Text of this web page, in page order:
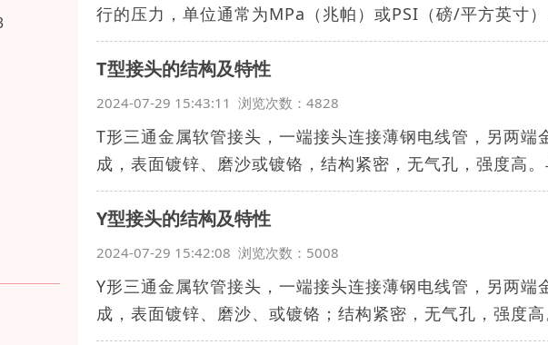
行的压力，单位通常为MPa（兆帕）或PSI（磅/平方英寸
T型接头的结构及特性
2024-07-29 15:43:11 浏览次数：4828
T形三通金属软管接头，一端接头连接薄钢电线管，另两
成，表面镀锌、磨沙或镀铬，结构紧密，无气孔，强度高
Y型接头的结构及特性
2024-07-29 15:42:08 浏览次数：5008
Y形三通金属软管接头，一端接头连接薄钢电线管，另两
成，表面镀锌、磨沙、或镀铬；结构紧密，无气孔，强度